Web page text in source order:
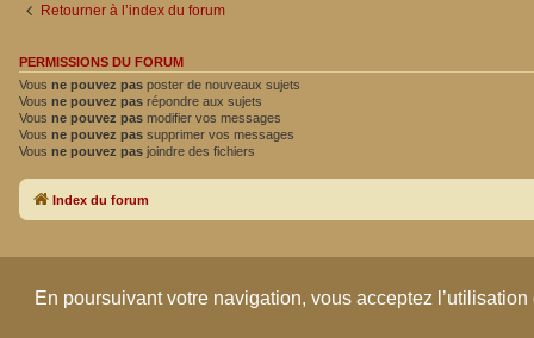
En poursuivant votre navigation, vous acceptez l’utilisation
Retourner à l’index du forum
PERMISSIONS DU FORUM
Vous ne pouvez pas poster de nouveaux sujets
Vous ne pouvez pas répondre aux sujets
Vous ne pouvez pas modifier vos messages
Vous ne pouvez pas supprimer vos messages
Vous ne pouvez pas joindre des fichiers
Index du forum